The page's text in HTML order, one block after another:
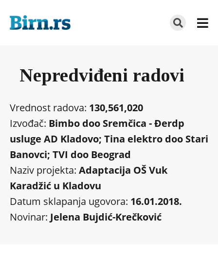
Nepredviđeni radovi
Vrednost radova: 130,561,020
Izvođač: Bimbo doo Sremčica - Đerdp
usluge AD Kladovo; Tina elektro doo Stari
Banovci; TVI doo Beograd
Naziv projekta: Adaptacija OŠ Vuk
Karadžić u Kladovu
Datum sklapanja ugovora: 16.01.2018.
Novinar: Jelena Bujdić-Krečković